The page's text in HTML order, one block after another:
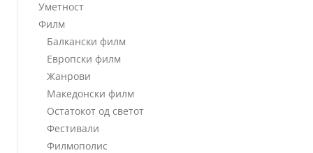
Уметност
Филм
Балкански филм
Европски филм
Жанрови
Македонски филм
Остатокот од светот
Фестивали
Филмополис